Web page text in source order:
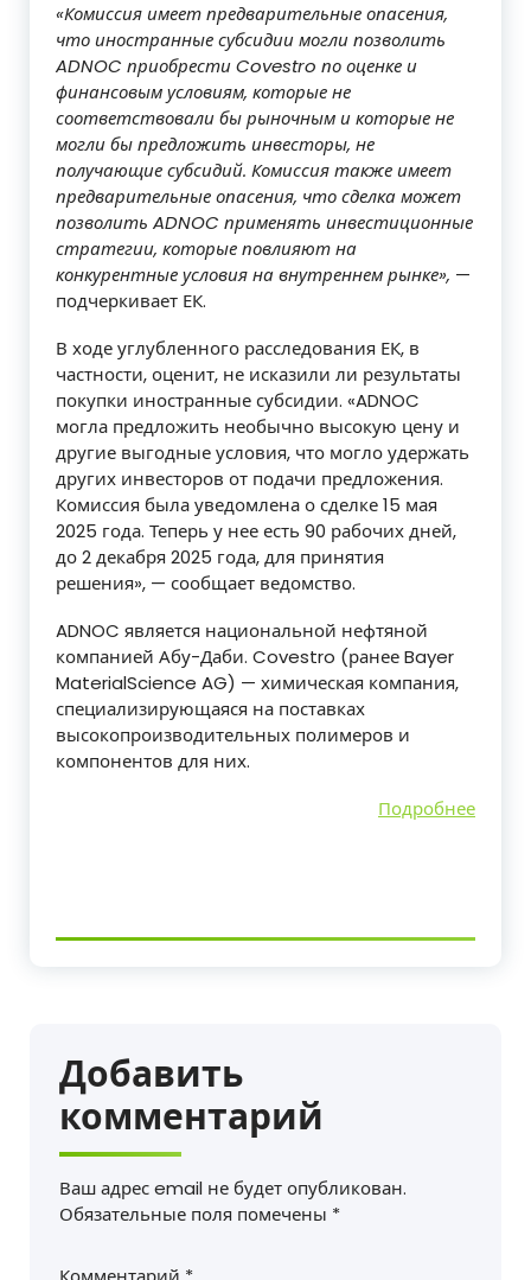
«Комиссия имеет предварительные опасения,
что иностранные субсидии могли позволить
ADNOC приобрести Covestro по оценке и
финансовым условиям, которые не
соответствовали бы рыночным и которые не
могли бы предложить инвесторы, не
получающие субсидий. Комиссия также имеет
предварительные опасения, что сделка может
позволить ADNOC применять инвестиционные
стратегии, которые повлияют на
конкурентные условия на внутреннем рынке», —
подчеркивает ЕК.
В ходе углубленного расследования ЕК, в
частности, оценит, не исказили ли результаты
покупки иностранные субсидии. «ADNOC
могла предложить необычно высокую цену и
другие выгодные условия, что могло удержать
других инвесторов от подачи предложения.
Комиссия была уведомлена о сделке 15 мая
2025 года. Теперь у нее есть 90 рабочих дней,
до 2 декабря 2025 года, для принятия
решения», — сообщает ведомство.
ADNOC является национальной нефтяной
компанией Абу-Даби. Covestro (ранее Bayer
MaterialScience AG) — химическая компания,
специализирующаяся на поставках
высокопроизводительных полимеров и
компонентов для них.
Подробнее
Добавить
комментарий
Ваш адрес email не будет опубликован.
Обязательные поля помечены *